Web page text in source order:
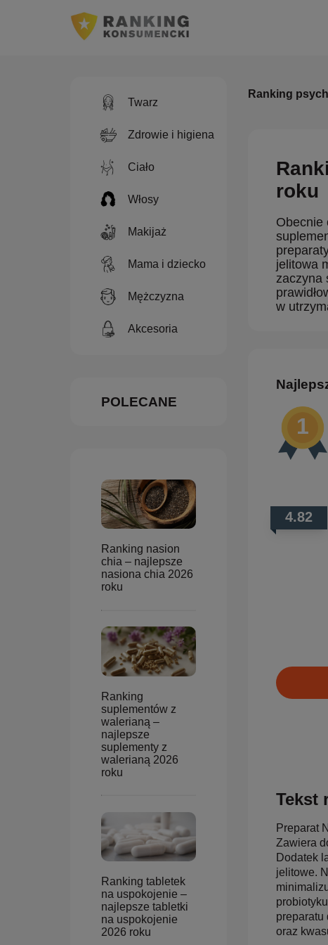
Twarz
Zdrowie i higiena
Ciało
Włosy
Makijaż
Mama i dziecko
Mężczyzna
Akcesoria
POLECANE
Ranking nasion
chia – najlepsze
nasiona chia 2026
roku
Ranking
suplementów z
walerianą –
najlepsze
suplementy z
walerianą 2026
roku
Ranking tabletek
na uspokojenie –
najlepsze tabletki
na uspokojenie
2026 roku
Ranking
roku
Obecnie
jelitowa
zaczyna
w
4.82
Tekst
Preparat
Zawiera
Dodatek
jelitowe.
preparatu
oraz